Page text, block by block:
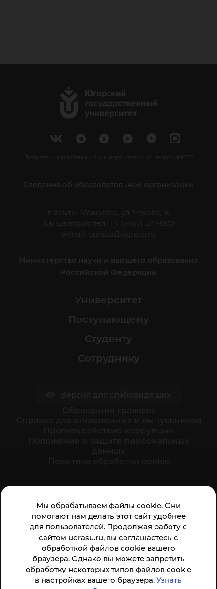
Мы обрабатываем файлы cookie. Они
помогают нам делать этот сайт удобнее
для пользователей. Продолжая работу с
сайтом ugrasu.ru, вы соглашаетесь с
обработкой файлов cookie вашего
браузера. Однако вы можете запретить
обработку некоторых типов файлов cookie
в настройках вашего браузера.Узнать
Делитесь новостями об университете с хештегом #ЮГУ
Сведения об образовательной организации
г. Ханты-Мансийск, ул. Чехова, 16
Канцелярия: тел.: +7 (3467) 377-000
e-mail:
ugrasu@ugrasu.ru
Министерство науки и высшего образования
Российской Федерации
Университет
Поступающему
Студенту
Сотруднику
организации:
Анкета доступна по QR-коду, а так же по прямой
ссылке